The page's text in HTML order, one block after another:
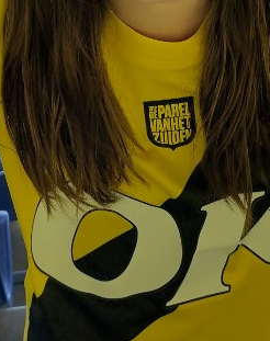
Zet ‘m op meissie!!